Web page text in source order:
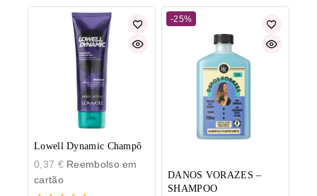
Lowell Dynamic Champô
0,37 €Reembolso em
cartão
-25%
DANOS VORAZES –
SHAMPOO